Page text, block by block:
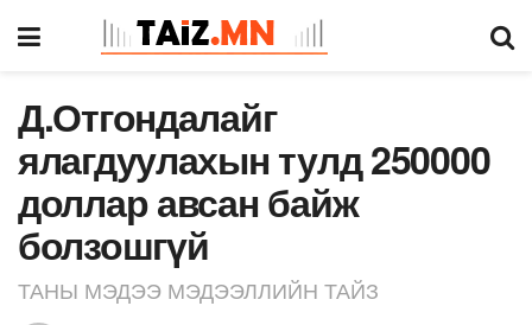
Д.Отгондалайг
ялагдуулахын тулд 250000
доллар авсан байж
болзошгүй
ТАНЫ МЭДЭЭ МЭДЭЭЛЛИЙН ТАЙЗ